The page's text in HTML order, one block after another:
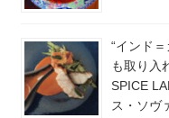
“インド
も取り入
SPICE
ス・ソ